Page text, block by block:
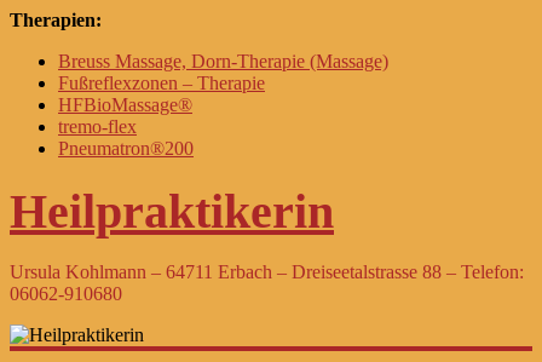
Therapien:
Breuss Massage, Dorn-Therapie (Massage)
Fußreflexzonen – Therapie
HFBioMassage®
tremo-flex
Pneumatron®200
Heilpraktikerin
Ursula Kohlmann – 64711 Erbach – Dreiseetalstrasse 88 – Telefon:
06062-910680